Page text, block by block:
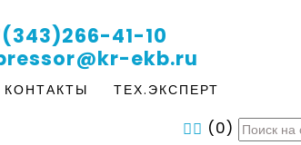
41-10
ekb.ru
КОНТАКТЫ ТЕХ.ЭКСПЕРТ
(0)